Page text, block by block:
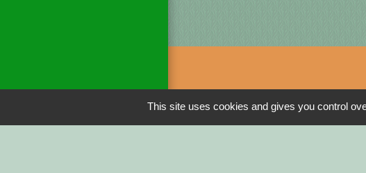
Liens
This site uses cookies and gives you control